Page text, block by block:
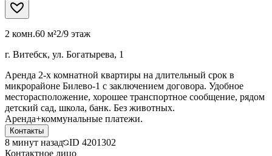
2 комн.60 м²2/9 этаж
г. Витебск, ул. Богатырева, 1
Аренда 2-х комнатной квартиры на длительный срок в
микрорайоне Билево-1 с заключением договора. Удобное
месторасположение, хорошее транспортное сообщение, рядом
детский сад, школа, банк. Без животных.
Аренда+коммунальные платежи.
Контакты
8 минут назад ID 4201302
Контактное лицо